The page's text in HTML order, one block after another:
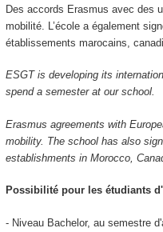
Des accords Erasmus avec des
mobilité. L’école a également
établissements marocains,
ESGT is developing its
spend a semester at our school.
Erasmus agreements with
mobility. The school has also
establishments in Morocco,
Possibilité pour les étudiants
- Niveau Bachelor, au semestre